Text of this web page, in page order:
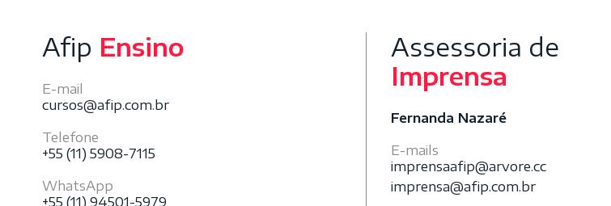
Afip Ensino
E-mail
cursos@afip.com.br
Telefone
+55 (11) 5908-7115
WhatsApp
+55 (11) 94501-5979
Assessoria de
Imprensa
Fernanda Nazaré
E-mails
imprensaafip@arvore.cc
imprensa@afip.com.br